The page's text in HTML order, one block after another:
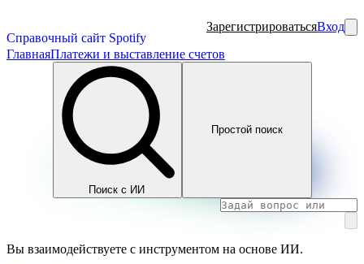
Справочный сайт Spotify
ЗарегистрироватьсяВход
ГлавнаяПлатежи и выставление счетов
Поиск с ИИ
Простой поиск
Вы взаимодействуете с инструментом на основе ИИ.